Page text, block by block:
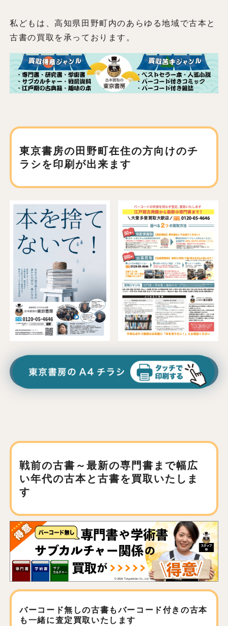
私どもは、高知県田野町内のあらゆる地域で古本と
古書の買取を承っております。
東京書房の田野町在住の方向けのチ
ラシを印刷が出来ます
戦前の古書～最新の専門書まで幅広
い年代の古本と古書を買取いたしま
す
バーコード無しの古書もバーコード付きの古本
も 一緒に査定買取いたします